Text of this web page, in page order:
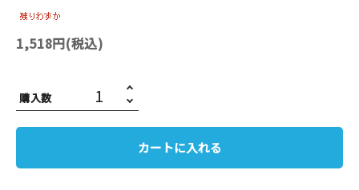
雑貨
1,518円(税込)
購入数
カートに入れる